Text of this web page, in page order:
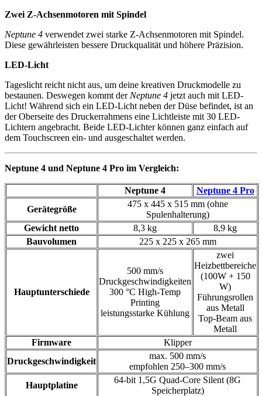
Zwei Z-Achsenmotoren mit Spindel
Neptune 4 verwendet zwei starke Z-Achsenmotoren mit Spindel.
Diese gewährleisten bessere Druckqualität und höhere Präzision.
LED-Licht
Tageslicht reicht nicht aus, um deine kreativen Druckmodelle zu
bestaunen. Deswegen kommt der Neptune 4 jetzt auch mit LED-
Licht! Während sich ein LED-Licht neben der Düse befindet, ist an
der Oberseite des Druckerrahmens eine Lichtleiste mit 30 LED-
Lichtern angebracht. Beide LED-Lichter können ganz einfach auf
dem Touchscreen ein- und ausgeschaltet werden.
Neptune 4 und Neptune 4 Pro im Vergleich:
Neptune 4
Neptune 4 Pro
Gerätegröße
475 x 445 x 515 mm (ohne
Spulenhalterung)
Gewicht netto
8,3 kg
8,9 kg
Bauvolumen
225 x 225 x 265 mm
Hauptunterschiede
500 mm/s
Druckgeschwindigkeiten
300 °C High-Temp
Printing
leistungsstarke Kühlung
zwei
Heizbettbereiche
(100W + 150
W)
Führungsrollen
aus Metall
Top-Beam aus
Metall
Firmware
Klipper
Druckgeschwindigkeit
max. 500 mm/s
empfohlen 250–300 mm/s
Hauptplatine
64-bit 1,5G Quad-Core Silent (8G
Speicherplatz)